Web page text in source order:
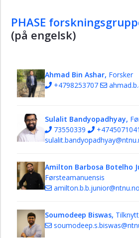
Prosess-
systemteknikk
Tekniske
Studier
PHASE
(på engelsk)
Ahmad Bin Ashar, Forsker
+4798253707
Sulalit Bandyopadhyay,
73550339
+4745071041
Amilton Barbosa Botelho
Førsteamanuensis
amilton.b.b.junior@ntnu.no
Soumodeep Biswas,